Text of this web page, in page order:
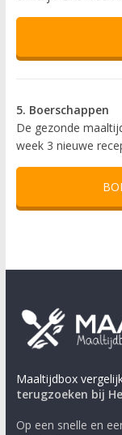
5. Boerschappen
De gezonde
week 3 nieuwe
Maaltijdbox
terugzoeken bij
Op een snelle en